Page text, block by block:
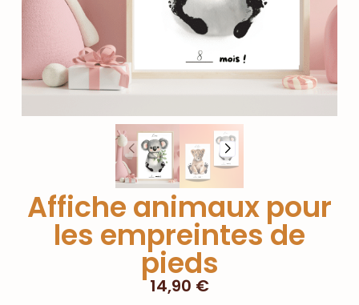
Affiche animaux pour
les empreintes de
pieds
14,90 €